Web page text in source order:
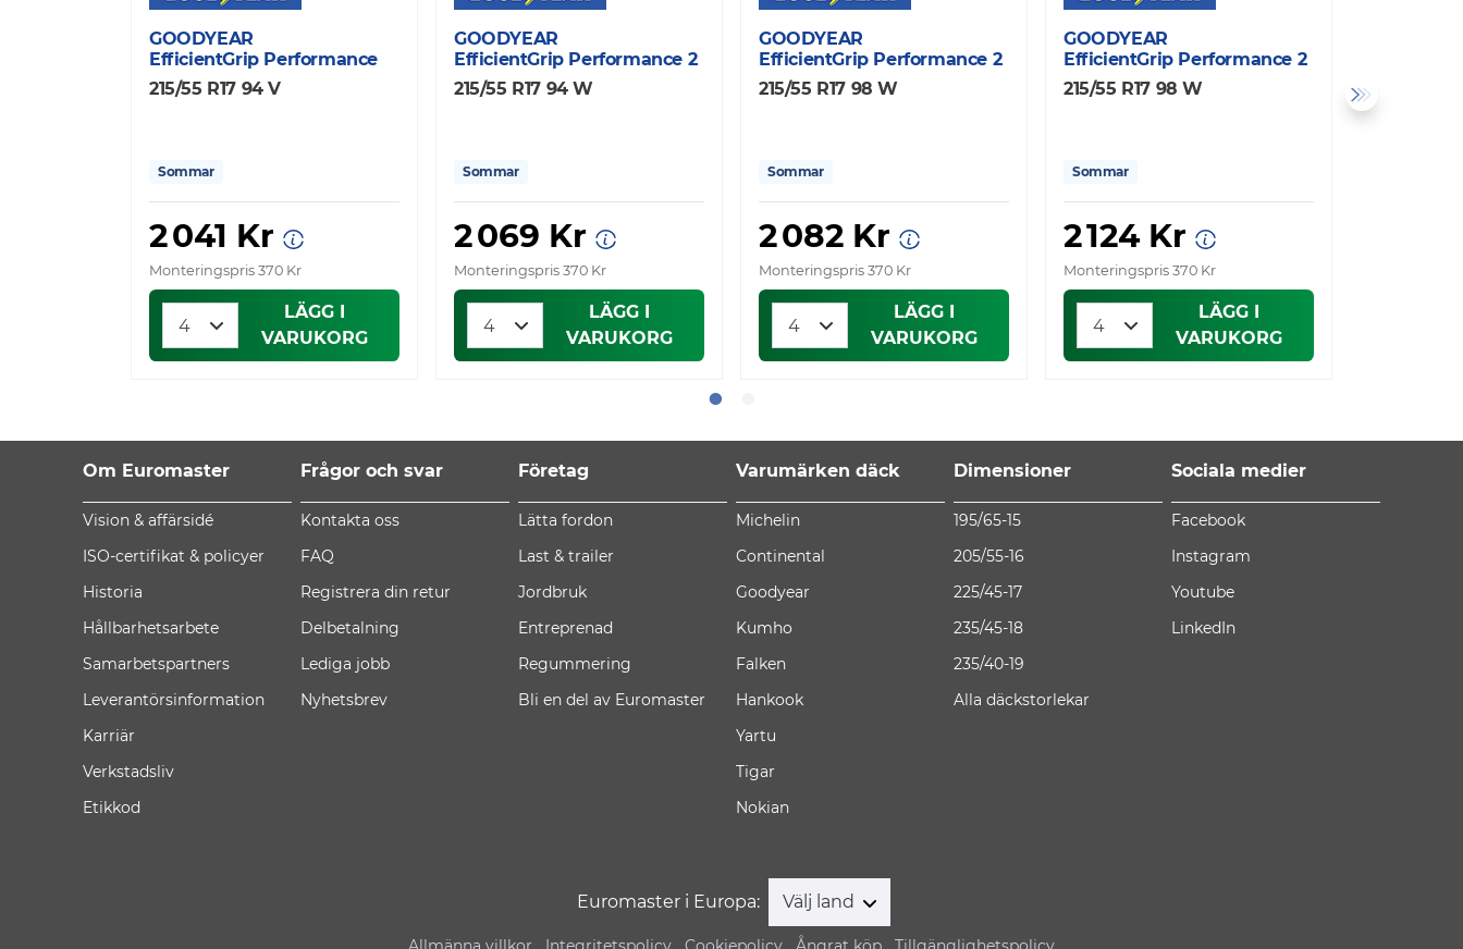
GOODYEAR
EfficientGrip Performance
215/55 R17 94 V
Sommar
2 041 Kr
Monteringspris 370 Kr
LÄGG I
VARUKORG
GOODYEAR
EfficientGrip Performance 2
215/55 R17 94 W
Sommar
2 069 Kr
Monteringspris 370 Kr
LÄGG I
VARUKORG
GOODYEAR
EfficientGrip Performance 2
215/55 R17 98 W
Sommar
2 082 Kr
Monteringspris 370 Kr
LÄGG I
VARUKORG
GOODYEAR
EfficientGrip Performance 2
215/55 R17 98 W
Sommar
2 124 Kr
Monteringspris 370 Kr
LÄGG I
VARUKORG
215/55
Om Euromaster
Vision & affärsidé
ISO-certifikat & policyer
Historia
Hållbarhetsarbete
Samarbetspartners
Leverantörsinformation
Karriär
Verkstadsliv
Etikkod
Frågor och svar
Kontakta oss
FAQ
Registrera din retur
Delbetalning
Lediga jobb
Nyhetsbrev
Företag
Lätta fordon
Last & trailer
Jordbruk
Entreprenad
Regummering
Bli en del av Euromaster
Varumärken däck
Michelin
Continental
Goodyear
Kumho
Falken
Hankook
Yartu
Tigar
Nokian
Dimensioner
195/65-15
205/55-16
225/45-17
235/45-18
235/40-19
Alla däckstorlekar
Sociala medier
Facebook
Instagram
Youtube
LinkedIn
Euromaster i Europa: Välj land